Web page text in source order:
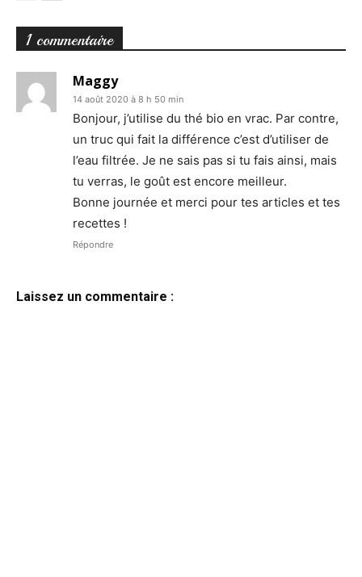
1 commentaire
Maggy
14 août 2020 à 8 h 50 min
Bonjour, j’utilise du thé bio en vrac. Par contre,
un truc qui fait la différence c’est d’utiliser de
l’eau filtrée. Je ne sais pas si tu fais ainsi, mais
tu verras, le goût est encore meilleur.
Bonne journée et merci pour tes articles et tes
recettes !
Répondre
Laissez un commentaire :